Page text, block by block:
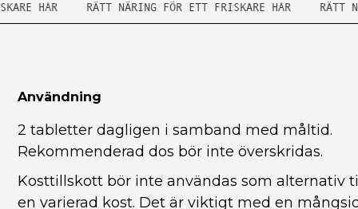
HÅR RÄTT NÄRING FÖR ETT FRISKARE HÅR
Användning
2 tabletter dagligen i samband med måltid.
Rekommenderad dos bör inte överskridas.
Kosttillskott bör inte användas som alternativ
en varierad kost. Det är viktigt med en